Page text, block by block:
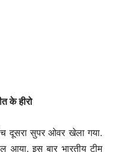
के हीरो
दूसरा सुपर ओवर खेला गया.
आया. इस बार भारतीय टीम